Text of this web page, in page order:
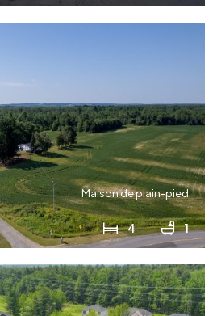
Maison de plain-pied
4 1